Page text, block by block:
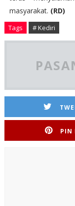
masyarakat. (RD)
Tags # Kediri
PIN